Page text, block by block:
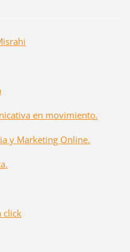
en movimiento.
y Marketing Online.
click